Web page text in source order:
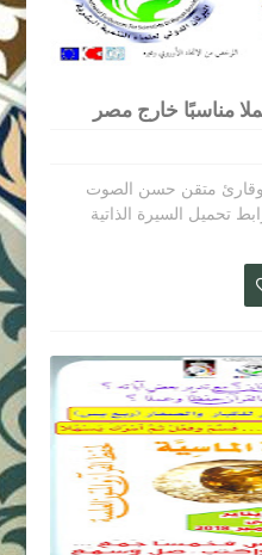
مناسبًا خارج مصر
وقارئ متقن حسن الصوت
تحميل السيرة الذاتية